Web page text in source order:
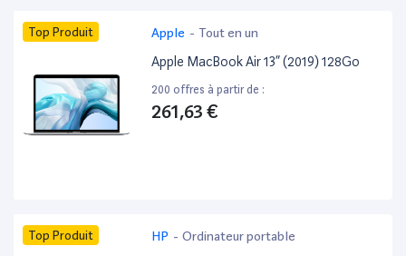
Top Produit Apple - Tout en un
Apple MacBook Air 13” (2019) 128Go
200 offres à partir de :
261,63 €
Top Produit HP - Ordinateur portable